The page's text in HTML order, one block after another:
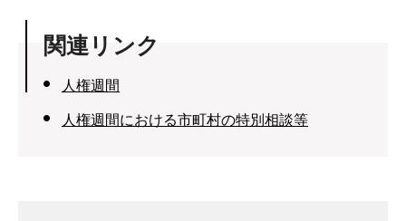
関連リンク
人権週間
人権週間における市町村の特別相談等